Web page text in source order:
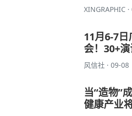
XINGRAPHIC ·
11月6-7
会！30+
风信社 · 09-08
当“造物”
健康产业